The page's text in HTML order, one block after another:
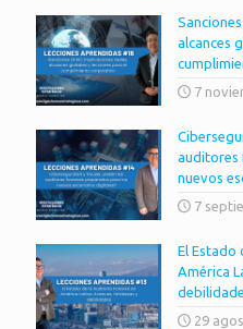
alcances
7
auditores
nuevos
7
El Estado
América
29